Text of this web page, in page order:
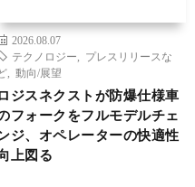
2026.08.07
テクノロジー
プレスリリースな
動向/展望
ジスネクストが防爆仕様車
フォークをフルモデルチェ
ジ、オペレーターの快適性
上図る